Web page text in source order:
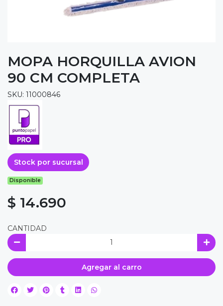
MOPA HORQUILLA AVION
90 CM COMPLETA
SKU: 11000846
Stock por sucursal
Disponible
$ 14.690
CANTIDAD
Agregar al carro